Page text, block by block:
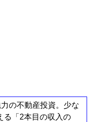
の不動産投資。少な
る「2本目の収入の